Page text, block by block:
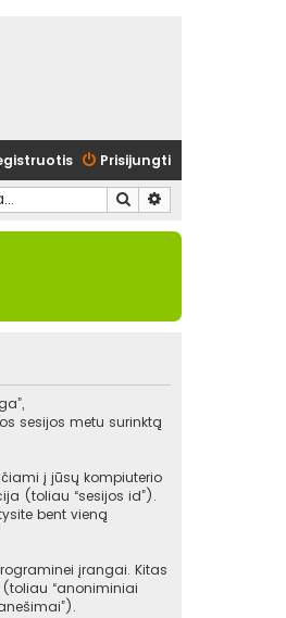
Prisijungti
Ieškoti
sesijos metu surinktą
į jūsų kompiuterio
(toliau “sesijos id”).
bent vieną
įrangai. Kitas
“anoniminiai